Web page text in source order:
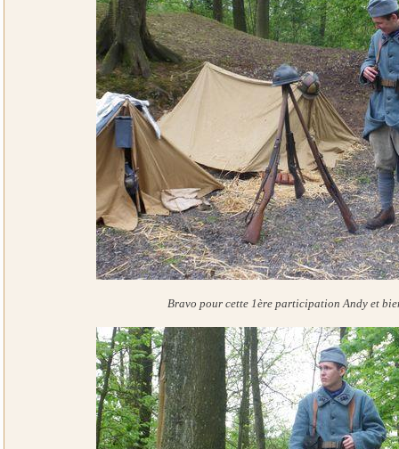
Bravo pour cette 1ère participation Andy et